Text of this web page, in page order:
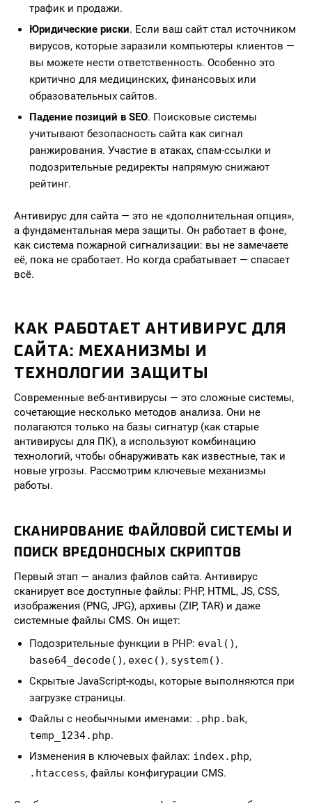
трафик и продажи.
Юридические риски. Если ваш сайт стал источником
вирусов, которые заразили компьютеры клиентов —
вы можете нести ответственность. Особенно это
критично для медицинских, финансовых или
образовательных сайтов.
Падение позиций в SEO. Поисковые системы
учитывают безопасность сайта как сигнал
ранжирования. Участие в атаках, спам-ссылки и
подозрительные редиректы напрямую снижают
рейтинг.
Антивирус для сайта — это не «дополнительная опция»,
а фундаментальная мера защиты. Он работает в фоне,
как система пожарной сигнализации: вы не замечаете
её, пока не сработает. Но когда срабатывает — спасает
всё.
КАК РАБОТАЕТ АНТИВИРУС ДЛЯ
САЙТА: МЕХАНИЗМЫ И
ТЕХНОЛОГИИ ЗАЩИТЫ
Современные веб-антивирусы — это сложные системы,
сочетающие несколько методов анализа. Они не
полагаются только на базы сигнатур (как старые
антивирусы для ПК), а используют комбинацию
технологий, чтобы обнаруживать как известные, так и
новые угрозы. Рассмотрим ключевые механизмы
работы.
СКАНИРОВАНИЕ ФАЙЛОВОЙ СИСТЕМЫ И
ПОИСК ВРЕДОНОСНЫХ СКРИПТОВ
Первый этап — анализ файлов сайта. Антивирус
сканирует все доступные файлы: PHP, HTML, JS, CSS,
изображения (PNG, JPG), архивы (ZIP, TAR) и даже
системные файлы CMS. Он ищет:
Подозрительные функции в PHP: eval() ,
base64_decode() , exec() , system() .
Скрытые JavaScript-коды, которые выполняются при
загрузке страницы.
Файлы с необычными именами: .php.bak,
temp_1234.php.
Изменения в ключевых файлах: index.php,
.htaccess, файлы конфигурации CMS.